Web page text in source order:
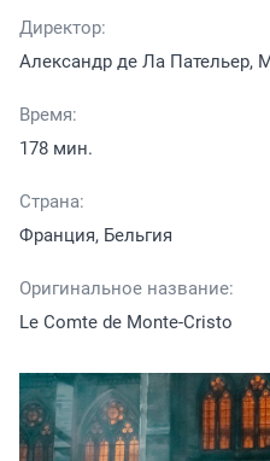
Директор:
Александр де Ла Пательер,
Время:
178 мин.
Страна:
Франция, Бельгия
Оригинальное название:
Le Comte de Monte-Cristo